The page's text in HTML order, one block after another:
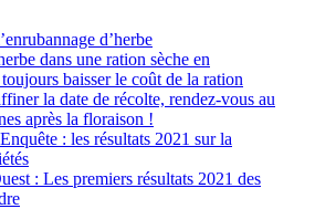
d’herbe
dans une ration sèche en
baisser le coût de la ration
la date de récolte, rendez-vous au
après la floraison !
: les résultats 2021 sur la
: Les premiers résultats 2021 des